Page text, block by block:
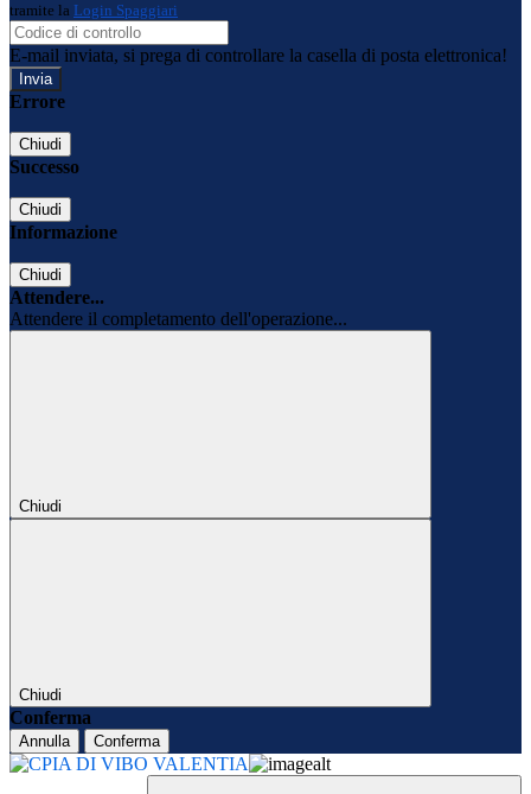
tramite la Login Spaggiari
E-mail inviata, si prega di controllare la casella di posta elettronica!
Errore
Chiudi
Successo
Chiudi
Informazione
Chiudi
Attendere...
Attendere il completamento dell'operazione...
Chiudi
Chiudi
Conferma
Annulla Conferma